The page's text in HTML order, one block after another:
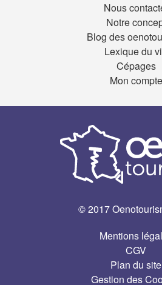
Nous
Notre
Blog des
Lexique du
Cépages
Mon compte
© 2017
Mentions
CGV
Plan du site
Gestion des